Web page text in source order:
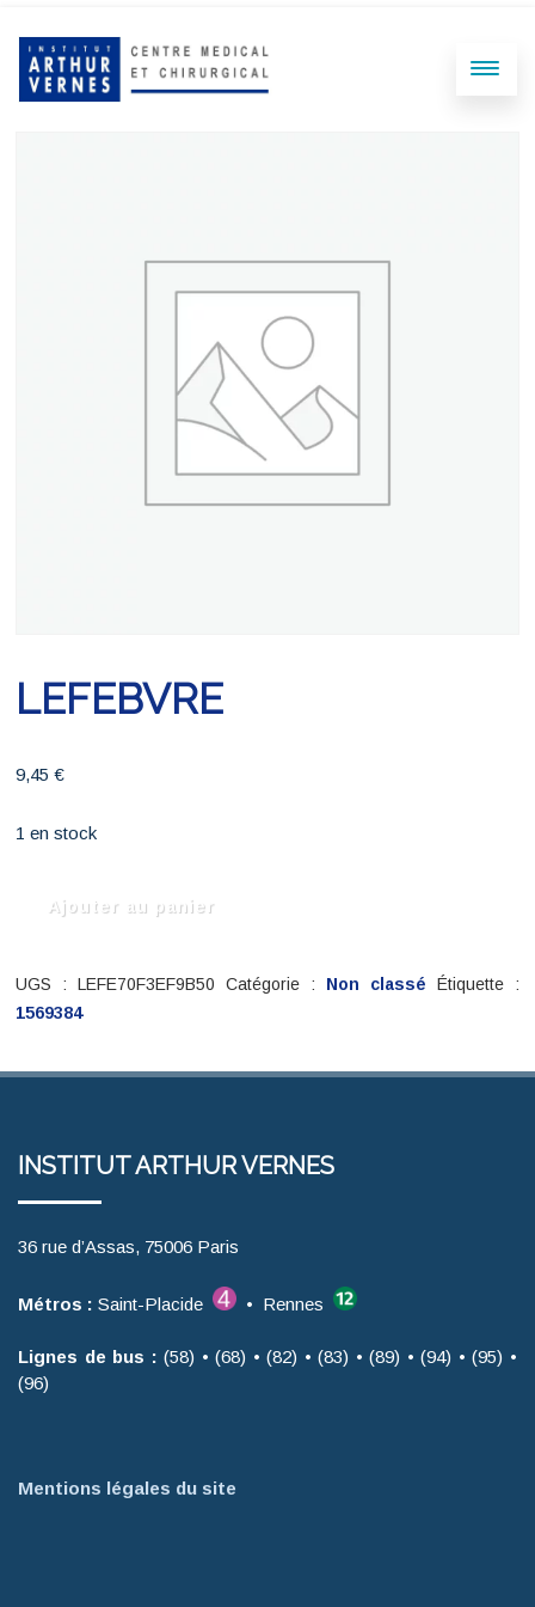
LEFEBVRE
9,45€
1 en stock
Ajouter au panier
UGS :LEFE70F3EF9B50 Catégorie : Non classé
Étiquette :
1569384
INSTITUT ARTHUR VERNES
36 rue d’Assas, 75006 Paris
Métros : Saint-Placide • Rennes
Lignes de bus : (58) • (68) • (82) • (83) • (89) • (94) • (95) •
(96)
Mentions légales du site